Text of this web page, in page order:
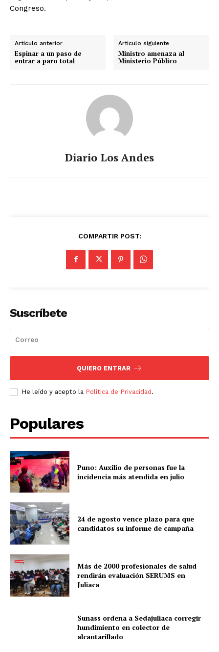
Congreso.
Artículo anterior
Espinar a un paso de
entrar a paro total
Artículo siguiente
Ministro amenaza al
Ministerio Público
Diario Los Andes
COMPARTIR POST:
Suscríbete
QUIERO ENTRAR
He leído y acepto la Política de Privacidad.
Populares
Puno: Auxilio de personas fue la
incidencia más atendida en julio
24 de agosto vence plazo para que
candidatos su informe de campaña
Más de 2000 profesionales de salud
rendirán evaluación SERUMS en
Juliaca
Sunass ordena a Sedajuliaca corregir
hundimiento en colector de
alcantarillado